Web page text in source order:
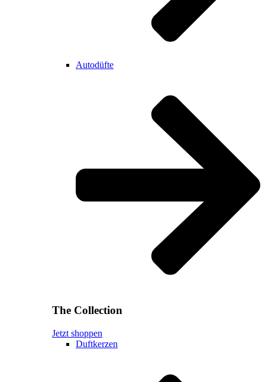
Autodüfte
The Collection
Jetzt shoppen
Duftkerzen